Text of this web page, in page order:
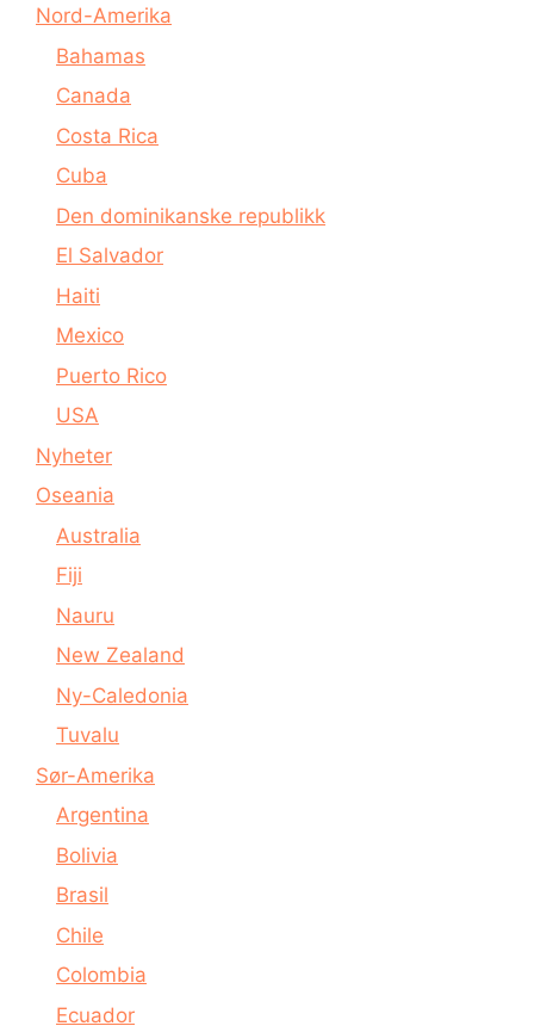
Nord-Amerika
Bahamas
Canada
Costa Rica
Cuba
Den dominikanske republikk
El Salvador
Haiti
Mexico
Puerto Rico
USA
Nyheter
Oseania
Australia
Fiji
Nauru
New Zealand
Ny-Caledonia
Tuvalu
Sør-Amerika
Argentina
Bolivia
Brasil
Chile
Colombia
Ecuador